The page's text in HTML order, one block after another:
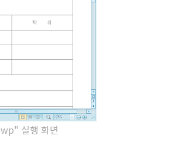
실행 화면